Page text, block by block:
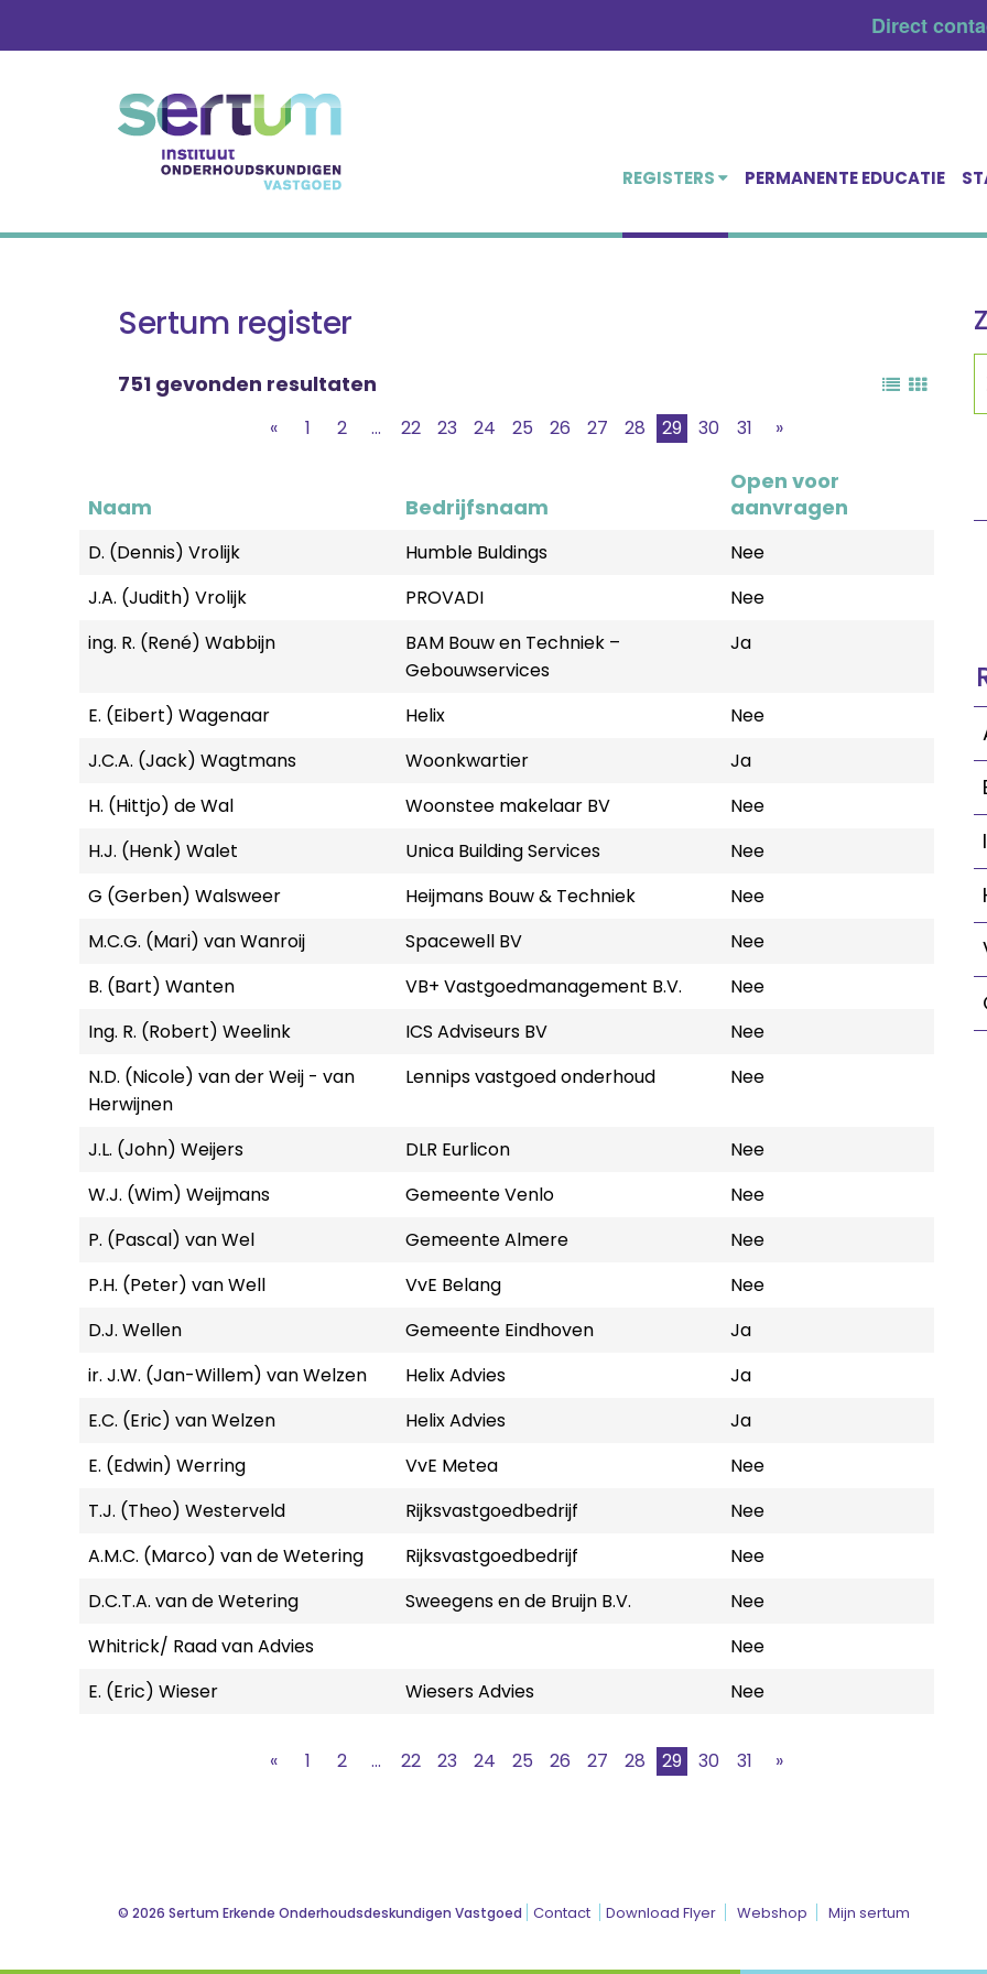
content
Direct
REGISTERS PERMANENTE EDUCATIE
Sertum register
751 gevonden resultaten
« 1 2 ... 22 23 24 25 26 27 28 29 30 31 »
Naam Bedrijfsnaam
Open voor
aanvragen
D. (Dennis) Vrolijk Humble Buldings
Nee
J.A. (Judith) Vrolijk
PROVADI
Nee
ing. R. (René) Wabbijn
BAM Bouw en Techniek –
Gebouwservices
Ja
E. (Eibert) Wagenaar Helix
Nee
J.C.A. (Jack) Wagtmans
Woonkwartier
Ja
H. (Hittjo) de Wal
Woonstee makelaar BV
Nee
H.J. (Henk) Walet
Unica Building Services
Nee
G (Gerben) Walsweer
Heijmans Bouw & Techniek
Nee
M.C.G. (Mari) van Wanroij
Spacewell BV
Nee
B. (Bart) Wanten
VB+ Vastgoedmanagement B.V.
Nee
Ing. R. (Robert) Weelink
ICS Adviseurs BV
Nee
N.D. (Nicole) van der Weij - van
Herwijnen
Lennips vastgoed onderhoud Nee
J.L. (John) Weijers DLR Eurlicon
Nee
W.J. (Wim) Weijmans
Gemeente Venlo
Nee
P. (Pascal) van Wel
Gemeente Almere
Nee
P.H. (Peter) van Well
VvE Belang
Nee
D.J. Wellen
Gemeente Eindhoven
Ja
ir. J.W. (Jan-Willem) van Welzen
Helix Advies
Ja
E.C. (Eric) van Welzen
Helix Advies
Ja
E. (Edwin) Werring
VvE Metea
Nee
T.J. (Theo) Westerveld
Rijksvastgoedbedrijf
Nee
A.M.C. (Marco) van de Wetering
Rijksvastgoedbedrijf
Nee
D.C.T.A. van de Wetering
Sweegens en de Bruijn B.V.
Nee
Whitrick/ Raad van Advies
Nee
E. (Eric) Wieser
Wiesers Advies Nee
« 1 2 ... 22 23 24 25 26 27 28 29 30 31 »
© 2026 Sertum Erkende Onderhoudsdeskundigen Vastgoed Contact Download Flyer Webshop Mijn sertum